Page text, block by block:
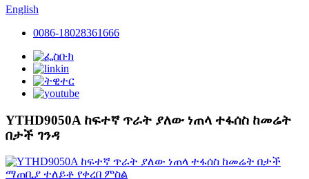
English
0086-18028361666
YTHD9050A ከፍተኛ ጥራት ያለው ነጠላ ተፋሰስ ከመሬት
በታች ገንዳ